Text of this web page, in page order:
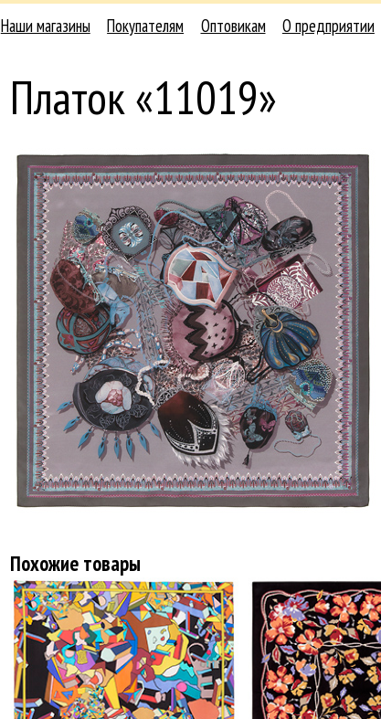
Наши магазины Покупателям Оптовикам О предприятии
Платок «11019»
Похожие товары